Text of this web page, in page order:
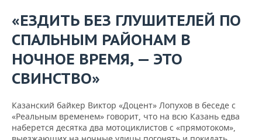
«ЕЗДИТЬ БЕЗ ГЛУШИТЕЛЕЙ ПО
СПАЛЬНЫМ РАЙОНАМ В
НОЧНОЕ ВРЕМЯ, — ЭТО
СВИНСТВО»
Казанский байкер Виктор «Доцент» Лопухов в беседе с
«Реальным временем» говорит, что на всю Казань едва
наберется десятка два мотоциклистов с «прямотоком»,